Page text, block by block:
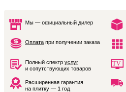
Мы — официальный дилер
Оплата при получении заказа
Полный спектр услуг
и сопутствующих товаров
Расширенная гарантия
на плитку — 1 год